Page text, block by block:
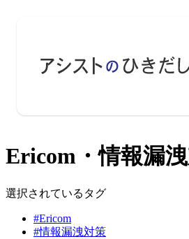
Ericom・情報漏
選択されているタグ
#Ericom
#情報漏洩対策